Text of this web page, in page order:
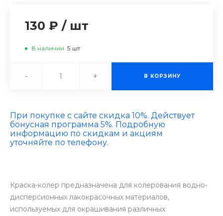
130 ₽ / шт
В наличии 5 шт
- + В КОРЗИНУ
При покупке с сайте скидка 10%. Действует
бонусная программа 5%. Подробную
информацию по скидкам и акциям
уточняйте по телефону.
Краска-колер предназначена для колерования водно-
дисперсионных лакокрасочных материалов,
используемых для окрашивания различных